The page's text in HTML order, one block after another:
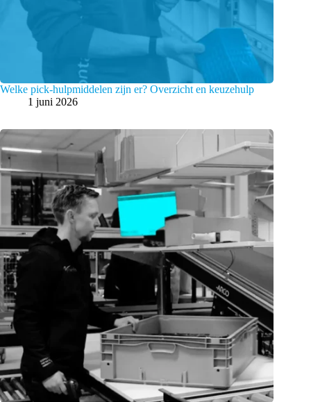
Welke pick-hulpmiddelen zijn er? Overzicht en keuzehulp
1 juni 2026